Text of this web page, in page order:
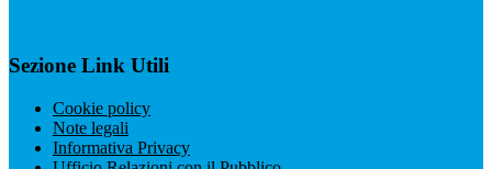
Sezione Link Utili
Cookie policy
Note legali
Informativa Privacy